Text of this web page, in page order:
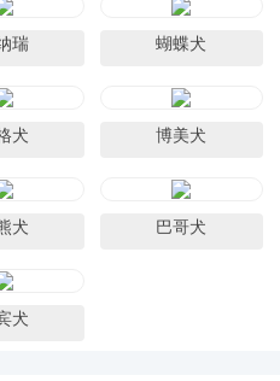
瑞 蝴蝶犬
犬 博美犬
犬 巴哥犬
犬